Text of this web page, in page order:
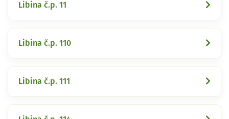
Libina č.p. 11
Libina č.p. 110
Libina č.p. 111